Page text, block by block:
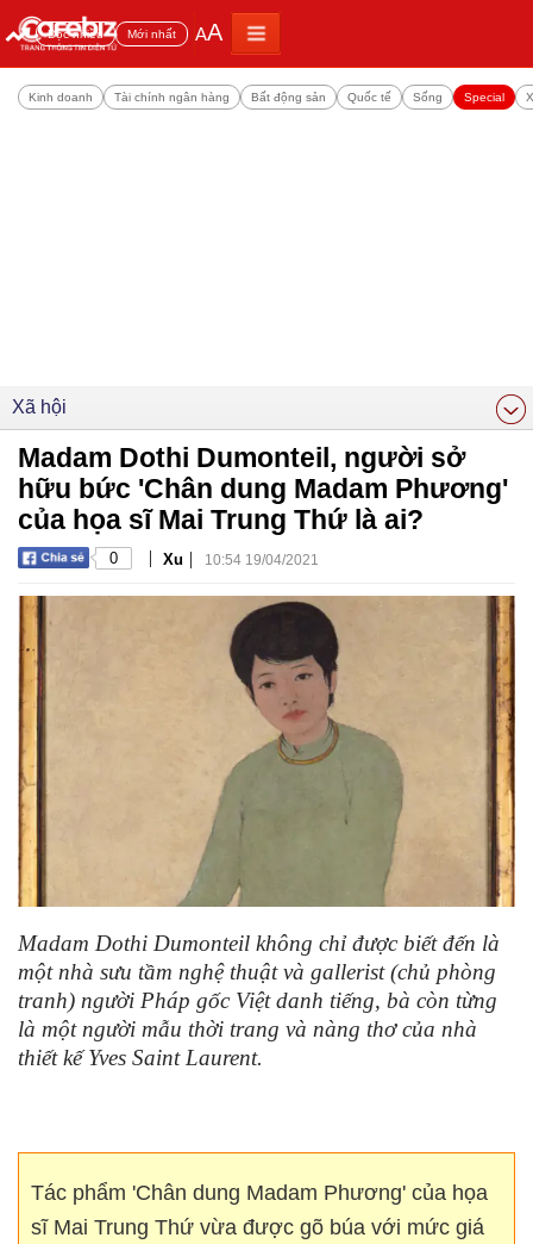
Đọc nhiều Mới nhất AA
Kinh doanh Tài chính ngân hàng Bất động sản Quốc tế Sống Special
Xã hội
Madam Dothi Dumonteil, người sở
hữu bức 'Chân dung Madam Phương'
của họa sĩ Mai Trung Thứ là ai?
0 | Xu | 10:54 19/04/2021
Madam Dothi Dumonteil không chỉ được biết đến là
một nhà sưu tầm nghệ thuật và gallerist (chủ phòng
tranh) người Pháp gốc Việt danh tiếng, bà còn từng
là một người mẫu thời trang và nàng thơ của nhà
thiết kế Yves Saint Laurent.
Tác phẩm 'Chân dung Madam Phương' của họa
sĩ Mai Trung Thứ vừa được gõ búa với mức giá